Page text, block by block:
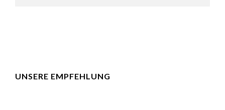
UNSERE EMPFEHLUNG